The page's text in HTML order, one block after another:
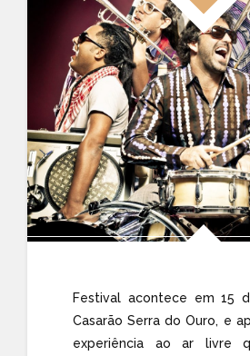
Festival acontece em 15
Casarão Serra do Ouro, e
experiência ao ar livre